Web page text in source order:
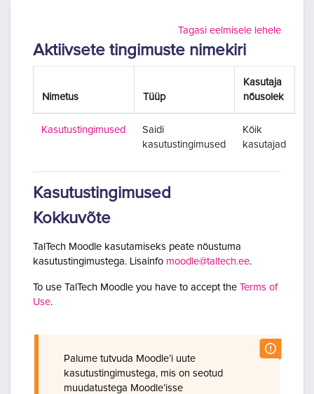
Tagasi eelmisele lehele
Aktiivsete tingimuste nimekiri
Nimetus Tüüp
Kasutaja
nõusolek
Kasutustingimused
Saidi
kasutustingimused
Kõik
kasutajad
Kasutustingimused
Kokkuvõte
TalTech Moodle kasutamiseks peate nõustuma
kasutustingimustega. Lisainfo moodle@taltech.ee.
To use TalTech Moodle you have to accept the Terms of
Use.
Palume tutvuda Moodle’i uute
kasutustingimustega, mis on seotud
muudatustega Moodle’isse